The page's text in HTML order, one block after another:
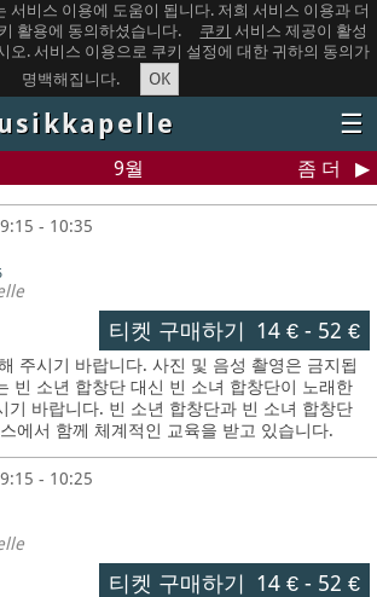
서비스 이용에 도움이 됩니다. 저희 서비스 이용과 더
활용에 동의하셨습니다.
쿠키 서비스 제공이 활성
오. 서비스 이용으로 쿠키 설정에 대한 귀하의 동의가
명백해집니다.
OK
☰
9월 좀 더
- 10:35
티켓 구매하기 14 €- 52 €
주시기 바랍니다. 사진 및 음성 촬영은 금지됩
빈 소년 합창단 대신 빈 소녀 합창단이 노래한
기 바랍니다. 빈 소년 합창단과 빈 소녀 합창단
에서 함께 체계적인 교육을 받고 있습니다.
- 10:25
티켓 구매하기 14 €- 52 €